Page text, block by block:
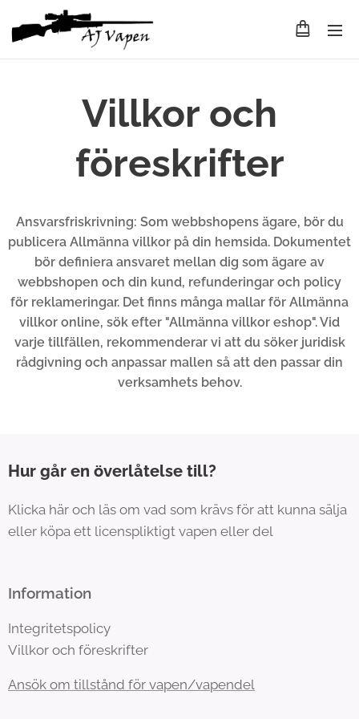
Villkor och
föreskrifter
Ansvarsfriskrivning: Som webbshopens ägare, bör du
publicera Allmänna villkor på din hemsida. Dokumentet
bör definiera ansvaret mellan dig som ägare av
webbshopen och din kund, refunderingar och policy
för reklameringar. Det finns många mallar för Allmänna
villkor online, sök efter "Allmänna villkor eshop". Vid
varje tillfällen, rekommenderar vi att du söker juridisk
rådgivning och anpassar mallen så att den passar din
verksamhets behov.
Hur går en överlåtelse till?
Klicka här och läs om vad som krävs för att kunna sälja
eller köpa ett licenspliktigt vapen eller del
Information
Integritetspolicy
Villkor och föreskrifter
Ansök om tillstånd för vapen/vapendel